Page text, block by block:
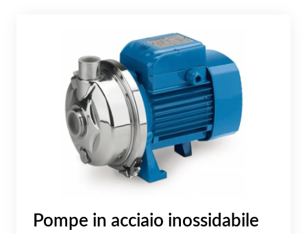
Pompe in acciaio inossidabile